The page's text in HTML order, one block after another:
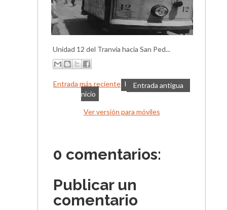
Unidad 12 del Tranvía hacia San Ped...
Entrada más reciente Entrada antigua
I
nicio
Ver versión para móviles
0 comentarios:
Publicar un
comentario